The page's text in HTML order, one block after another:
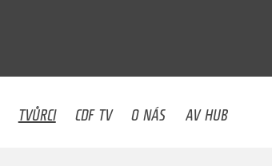
TVŮRCI CDF TV O NÁS AV HUB